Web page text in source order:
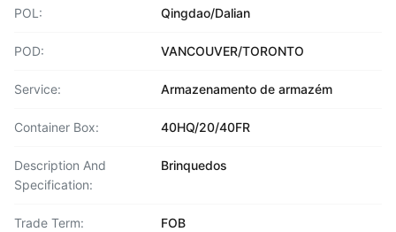
POL: Qingdao/Dalian
POD: VANCOUVER/TORONTO
Service: Armazenamento de armazém
Container Box: 40HQ/20/40FR
Description And
Specification:
Brinquedos
Trade Term: FOB